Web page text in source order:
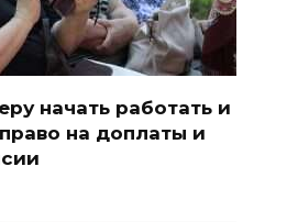
начать работать и
на доплаты и